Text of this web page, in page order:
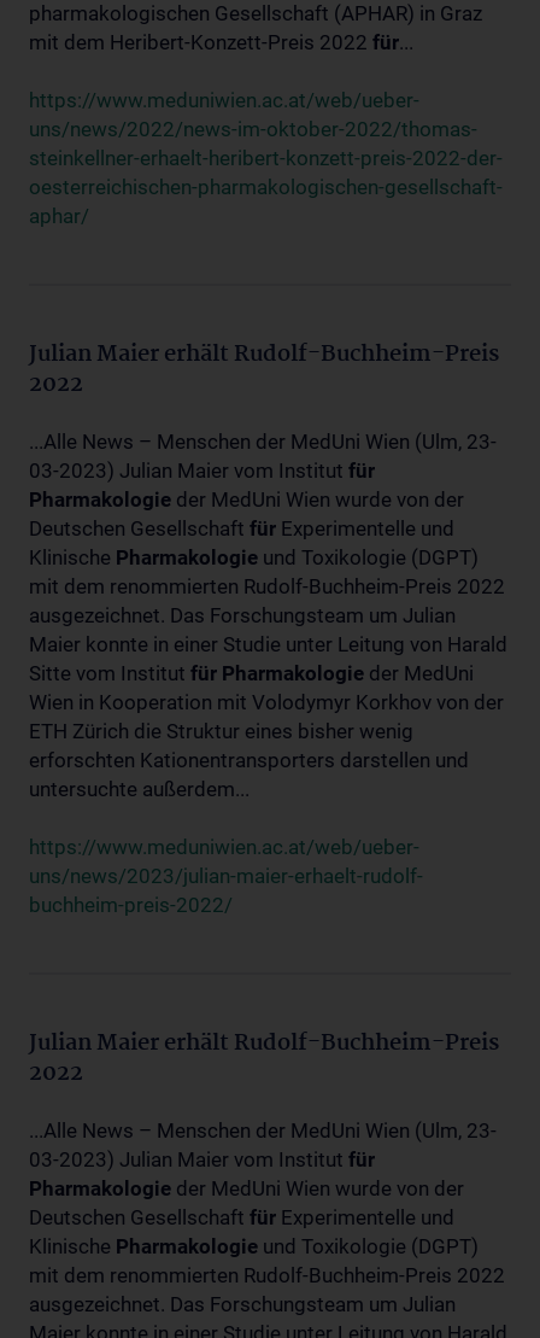
pharmakologischen Gesellschaft (APHAR) in Graz
mit dem Heribert-Konzett-Preis 2022 für...
https://www.meduniwien.ac.at/web/ueber-
uns/news/2022/news-im-oktober-2022/thomas-
steinkellner-erhaelt-heribert-konzett-preis-2022-der-
oesterreichischen-pharmakologischen-gesellschaft-
aphar/
Julian Maier erhält Rudolf-Buchheim-Preis
2022
...Alle News – Menschen der MedUni Wien (Ulm, 23-
03-2023) Julian Maier vom Institut für
Pharmakologie der MedUni Wien wurde von der
Deutschen Gesellschaft für Experimentelle und
Klinische Pharmakologie und Toxikologie (DGPT)
mit dem renommierten Rudolf-Buchheim-Preis 2022
ausgezeichnet. Das Forschungsteam um Julian
Maier konnte in einer Studie unter Leitung von Harald
Sitte vom Institut für Pharmakologie der MedUni
Wien in Kooperation mit Volodymyr Korkhov von der
ETH Zürich die Struktur eines bisher wenig
erforschten Kationentransporters darstellen und
untersuchte außerdem...
https://www.meduniwien.ac.at/web/ueber-
uns/news/2023/julian-maier-erhaelt-rudolf-
buchheim-preis-2022/
Julian Maier erhält Rudolf-Buchheim-Preis
2022
...Alle News – Menschen der MedUni Wien (Ulm, 23-
03-2023) Julian Maier vom Institut für
Pharmakologie der MedUni Wien wurde von der
Deutschen Gesellschaft für Experimentelle und
Klinische Pharmakologie und Toxikologie (DGPT)
mit dem renommierten Rudolf-Buchheim-Preis 2022
ausgezeichnet. Das Forschungsteam um Julian
Maier konnte in einer Studie unter Leitung von Harald